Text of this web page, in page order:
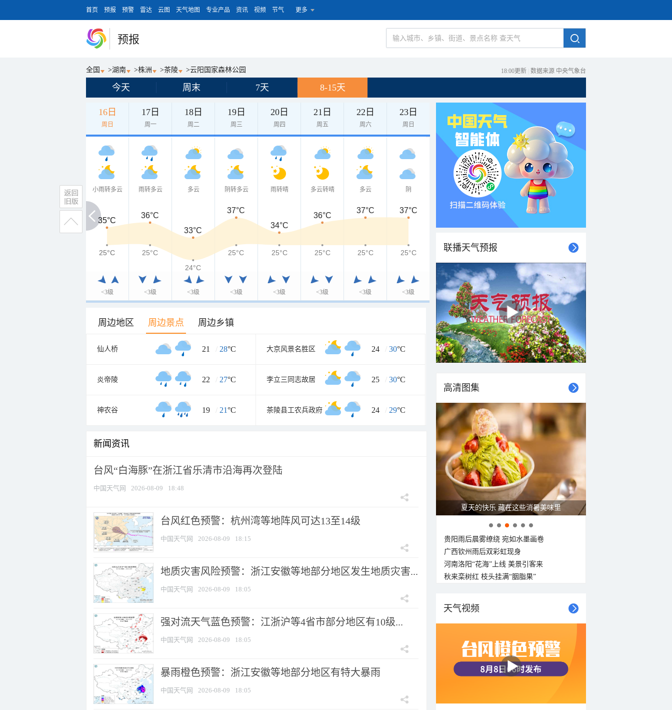
首页 预报 预警 雷达 云图 天气地图 专业产品 资讯 视频 节气 更多
预报
全国 >湖南 >株洲 >茶陵 >云阳国家森林公园 18:00更新 数据来源 中央气象台
今天 周末 7天 8-15天
16日
周日
17日
周一
18日
周二
19日
周三
20日
周四
21日
周五
22日
周六
23日
周日
小雨转多云
<3级
雨转多云
<3级
多云
<3级
阴转多云
<3级
雨转晴
<3级
多云转晴
<3级
多云
<3级
阴
<3级
35°C
35°C
36°C
33°C
37°C
34°C
36°C
37°C 37°C
25°C
25°C
25°C
24°C
25°C 25°C 25°C 25°C 25°C
周边地区 周边景点 周边乡镇
仙人桥 21 / 28°C 大京风景名胜区 24 / 30°C
炎帝陵 22 / 27°C 李立三同志故居 25 / 30°C
神农谷 19 / 21°C 茶陵县工农兵政府 24 / 29°C
新闻资讯
台风“白海豚”在浙江省乐清市沿海再次登陆
中国天气网 2026-08-09 18:48
​台风红色预警：杭州湾等地阵风可达13至14级
中国天气网 2026-08-09 18:15
地质灾害风险预警：浙江安徽等地部分地区发生地质灾害...
中国天气网 2026-08-09 18:05
强对流天气蓝色预警：江浙沪等4省市部分地区有10级...
中国天气网 2026-08-09 18:05
暴雨橙色预警：浙江安徽等地部分地区有特大暴雨
中国天气网 2026-08-09 18:05
联播天气预报
高清图集
广西南宁：盛夏里的“绿野仙踪”
贵阳雨后晨雾缭绕 宛如水墨画卷
广西钦州雨后双彩虹现身
河南洛阳“花海”上线 美景引客来
秋来栾树红 枝头挂满“胭脂果”
天气视频